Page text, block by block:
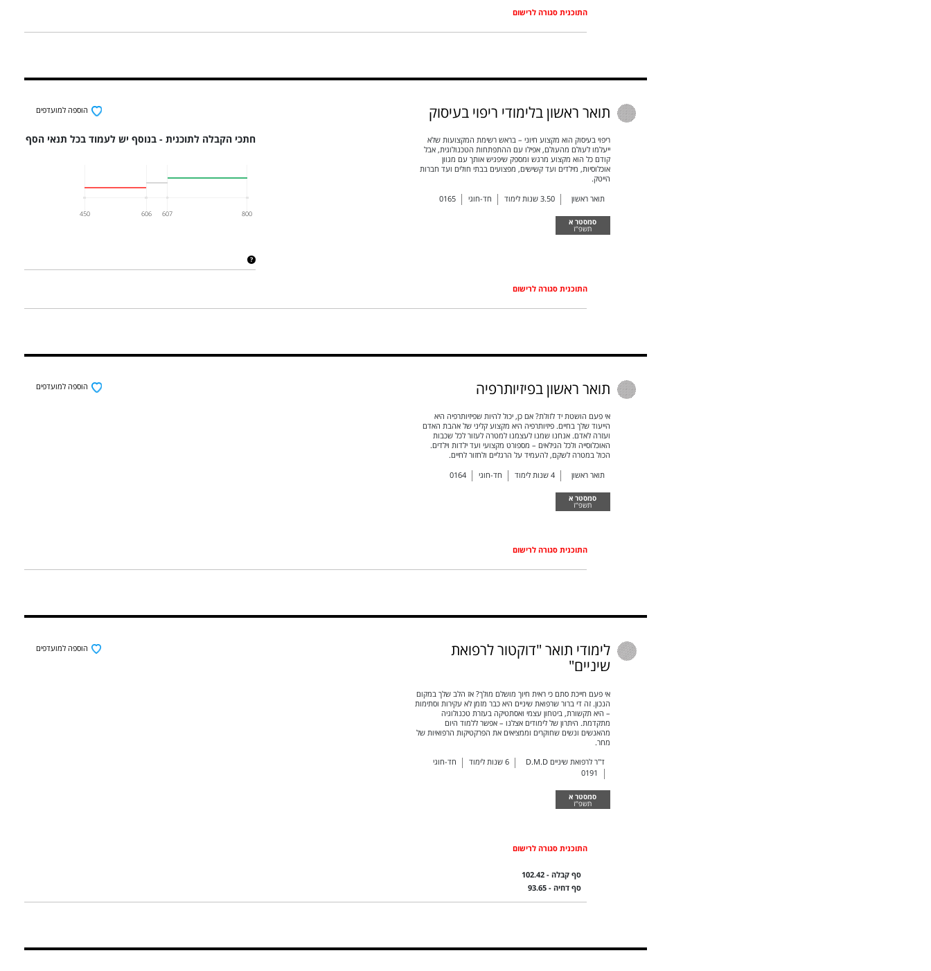
התוכנית סגורה לרישום
תואר ראשון בלימודי ריפוי בעיסוק
ריפוי בעיסוק הוא מקצוע חיוני – בראש רשימת המקצועות שלא
ייעלמו לעולם מהעולם, אפילו עם ההתפתחות הטכנולוגית, אבל
קודם כל הוא מקצוע מרגש ומספק שיפגיש אותך עם מגוון
אוכלוסיות, מילדים ועד קשישים, מפצועים בבתי חולים ועד חברות
הייטק.
תואר ראשון 3.50 שנות לימוד חד-חוגי 0165
סמסטר א
תשפ"ז
חתכי הקבלה לתוכנית - בנוסף יש לעמוד בכל תנאי הסף
450 606 607 800
הוספה למועדפים
התוכנית סגורה לרישום
תואר ראשון בפיזיותרפיה
אי פעם הושטת יד לזולת? אם כן, יכול להיות שפיזיותרפיה היא
הייעוד שלך בחיים. פיזיותרפיה היא מקצוע קליני של אהבת האדם
ועזרה לאדם. אנחנו שמנו לעצמנו למטרה לעזור לכל שכבות
האוכלוסייה ולכל הגילאים – מספורט מקצועי ועד ילדות וילדים.
הכול במטרה לשקם, להעמיד על הרגליים ולחזור לחיים.
תואר ראשון 4 שנות לימוד חד-חוגי 0164
סמסטר א
תשפ"ז
הוספה למועדפים
התוכנית סגורה לרישום
לימודי תואר "דוקטור לרפואת
שיניים"
אי פעם חייכת סתם כי ראית חיוך מושלם מולך? אז הלב שלך במקום
הנכון. זה די ברור שרפואת שיניים היא כבר מזמן לא עקירות וסתימות
– היא תקשורת, ביטחון עצמי ואסתטיקה בעזרת טכנולוגיה
מתקדמת. היתרון של לימודים אצלנו – אפשר ללמוד היום
מהאנשים ונשים שחוקרים וממציאים את הפרקטיקות הרפואיות של
מחר.
ד"ר לרפואת שיניים D.M.D 6 שנות לימוד
חד-חוגי
0191
סמסטר א
תשפ"ז
הוספה למועדפים
התוכנית סגורה לרישום
סף קבלה - 102.42
סף דחיה - 93.65